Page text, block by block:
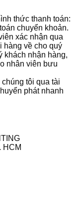
thức thanh toán:
chuyển khoản.
xác nhận qua
hàng về cho quý
khách nhận hàng,
nhân viên bưu
tôi qua tài
phát nhanh
HCM